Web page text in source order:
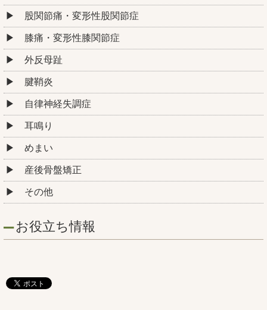
股関節痛・変形性股関節症
膝痛・変形性膝関節症
外反母趾
腱鞘炎
自律神経失調症
耳鳴り
めまい
産後骨盤矯正
その他
お役立ち情報